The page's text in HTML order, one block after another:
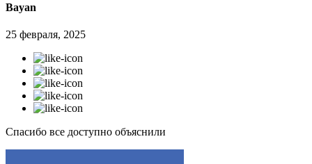
Bayan
25 февраля, 2025
Спасибо все доступно объяснили